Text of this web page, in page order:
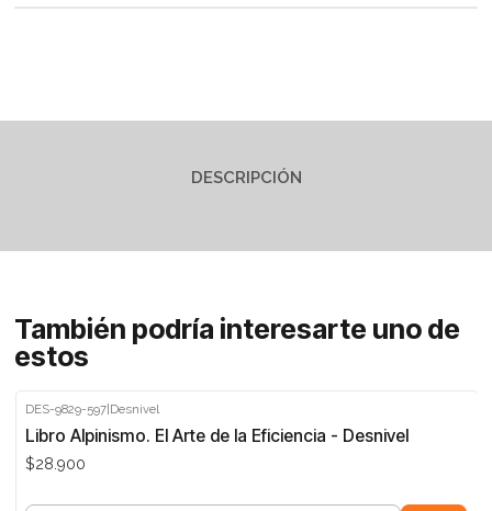
DESCRIPCIÓN
También podría interesarte uno de
estos
DES-9829-597|Desnivel
Libro Alpinismo. El Arte de la Eficiencia - Desnivel
$28.900